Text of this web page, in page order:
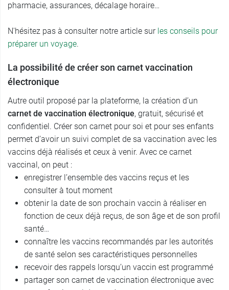
pharmacie, assurances, décalage horaire…
N'hésitez pas à consulter notre article sur les conseils pour
préparer un voyage.
La possibilité de créer son carnet vaccination
électronique
Autre outil proposé par la plateforme, la création d’un
carnet de vaccination électronique, gratuit, sécurisé et
confidentiel. Créer son carnet pour soi et pour ses enfants
permet d’avoir un suivi complet de sa vaccination avec les
vaccins déjà réalisés et ceux à venir. Avec ce carnet
vaccinal, on peut :
enregistrer l’ensemble des vaccins reçus et les
consulter à tout moment
obtenir la date de son prochain vaccin à réaliser en
fonction de ceux déjà reçus, de son âge et de son profil
santé…
connaître les vaccins recommandés par les autorités
de santé selon ses caractéristiques personnelles
recevoir des rappels lorsqu’un vaccin est programmé
partager son carnet de vaccination électronique avec